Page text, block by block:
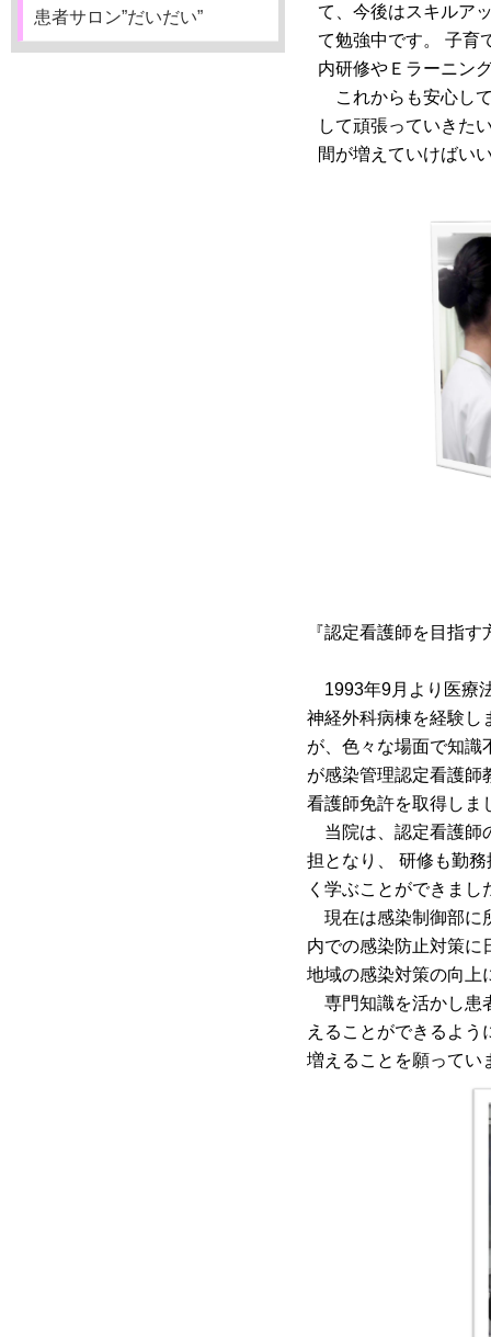
患者サロン”だいだい”
て、今後はスキルア
て勉強中です。 子育
内研修やＥラーニン
これからも安心し
して頑張っていきた
間が増えていけばい
『認定看護師を目指す
1993年9月より医療
神経外科病棟を経験し
が、色々な場面で知識
が感染管理認定看護師
看護師免許を取得しま
当院は、認定看護師
担となり、 研修も勤
く学ぶことができまし
現在は感染制御部に
内での感染防止対策に
地域の感染対策の向上
専門知識を活かし患
えることができるよ
増えることを願ってい